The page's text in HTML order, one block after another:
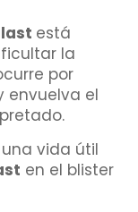
está
la
por
envuelva el
vida útil
en el blister